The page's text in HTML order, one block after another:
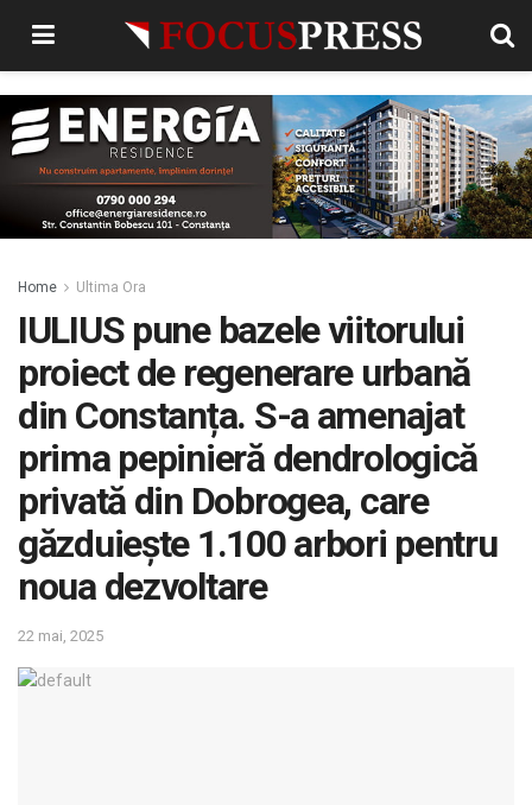
Home Ultima Ora
IULIUS pune bazele viitorului
proiect de regenerare urbană
din Constanța. S-a amenajat
prima pepinieră dendrologică
privată din Dobrogea, care
găzduiește 1.100 arbori pentru
noua dezvoltare
22 mai, 2025